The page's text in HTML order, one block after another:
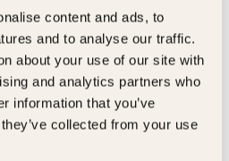
content and ads, to
and to analyse our traffic.
about your use of our site with
and analytics partners who
information that you’ve
collected from your use